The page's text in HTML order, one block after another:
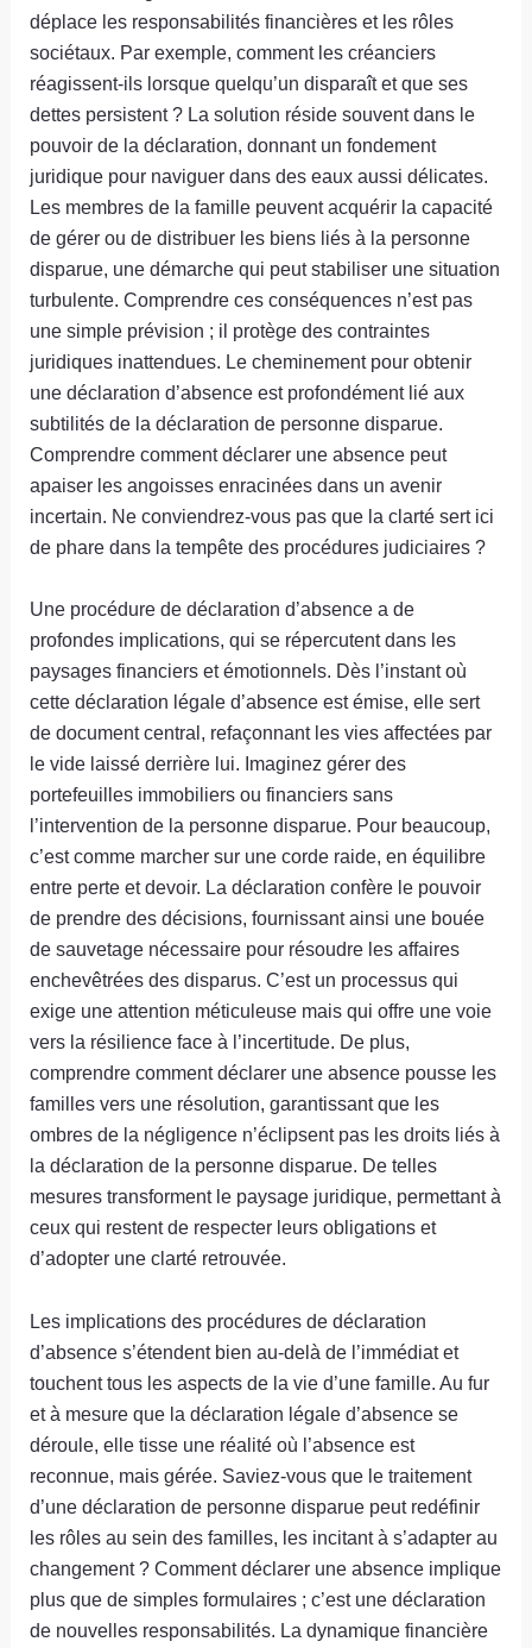
déplace les responsabilités financières et les rôles
sociétaux. Par exemple, comment les créanciers
réagissent-ils lorsque quelqu’un disparaît et que ses
dettes persistent ? La solution réside souvent dans le
pouvoir de la déclaration, donnant un fondement
juridique pour naviguer dans des eaux aussi délicates.
Les membres de la famille peuvent acquérir la capacité
de gérer ou de distribuer les biens liés à la personne
disparue, une démarche qui peut stabiliser une situation
turbulente. Comprendre ces conséquences n’est pas
une simple prévision ; il protège des contraintes
juridiques inattendues. Le cheminement pour obtenir
une déclaration d’absence est profondément lié aux
subtilités de la déclaration de personne disparue.
Comprendre comment déclarer une absence peut
apaiser les angoisses enracinées dans un avenir
incertain. Ne conviendrez-vous pas que la clarté sert ici
de phare dans la tempête des procédures judiciaires ?
Une procédure de déclaration d’absence a de
profondes implications, qui se répercutent dans les
paysages financiers et émotionnels. Dès l’instant où
cette déclaration légale d’absence est émise, elle sert
de document central, refaçonnant les vies affectées par
le vide laissé derrière lui. Imaginez gérer des
portefeuilles immobiliers ou financiers sans
l’intervention de la personne disparue. Pour beaucoup,
c’est comme marcher sur une corde raide, en équilibre
entre perte et devoir. La déclaration confère le pouvoir
de prendre des décisions, fournissant ainsi une bouée
de sauvetage nécessaire pour résoudre les affaires
enchevêtrées des disparus. C’est un processus qui
exige une attention méticuleuse mais qui offre une voie
vers la résilience face à l’incertitude. De plus,
comprendre comment déclarer une absence pousse les
familles vers une résolution, garantissant que les
ombres de la négligence n’éclipsent pas les droits liés à
la déclaration de la personne disparue. De telles
mesures transforment le paysage juridique, permettant à
ceux qui restent de respecter leurs obligations et
d’adopter une clarté retrouvée.
Les implications des procédures de déclaration
d’absence s’étendent bien au-delà de l’immédiat et
touchent tous les aspects de la vie d’une famille. Au fur
et à mesure que la déclaration légale d’absence se
déroule, elle tisse une réalité où l’absence est
reconnue, mais gérée. Saviez-vous que le traitement
d’une déclaration de personne disparue peut redéfinir
les rôles au sein des familles, les incitant à s’adapter au
changement ? Comment déclarer une absence implique
plus que de simples formulaires ; c’est une déclaration
de nouvelles responsabilités. La dynamique financière